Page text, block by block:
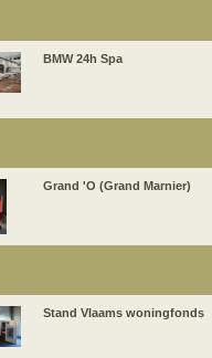
BMW 24h Spa
Grand 'O (Grand Marnier)
Stand Vlaams woningfonds